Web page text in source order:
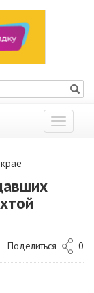
Показать
меню
Поделиться 0